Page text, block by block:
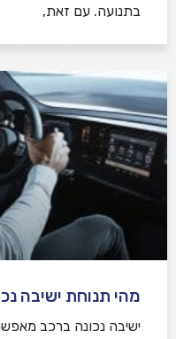
בתנועה. עם זאת,
מהי תנוחת ישיבה
ישיבה נכונה ברכב